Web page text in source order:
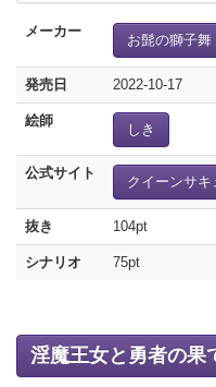
メーカー
お髭の獅子舞
発売日 2022-10-17
絵師
しき
公式サイト
クイーンサキ
抜き 104pt
シナリオ 75pt
淫魔王女と勇者の果